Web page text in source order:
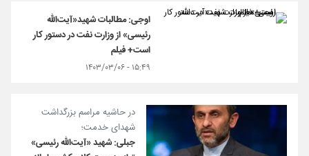
اوجی: مطالبات شهید«آیت‌الله
رئیسی» از وزارت نفت در دستور کار
است+ فیلم
۱۵:۴۹ - ۱۴۰۳/۰۳/۰۶
در حاشیه مراسم بزرگداشت
شهدای خدمت؛
جبلی: شهید «آیت‌الله رئیسی»